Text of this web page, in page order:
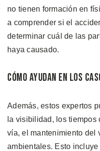
no tienen formación en
a comprender si el
determinar cuál de las
haya causado.
Cómo Ayudan en los
Además, estos expertos
la visibilidad, los
vía, el mantenimiento del
ambientales. Esto